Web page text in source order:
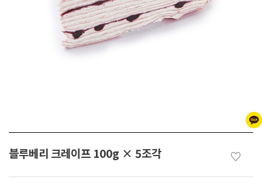
블루베리 크레이프 100g × 5조각 ♡